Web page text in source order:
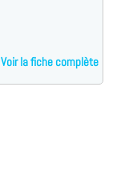
Voir la fiche complète